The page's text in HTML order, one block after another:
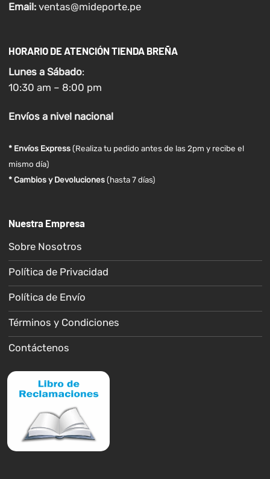
Email: ventas@mideporte.pe
HORARIO DE ATENCIÓN TIENDA BREÑA
Lunes a Sábado:
10:30 am – 8:00 pm
Envíosa nivel nacional
* Envíos Express(Realiza tu pedido antes de las 2pm y recibe el
mismo día)
* Cambios y Devoluciones (hasta 7 días)
Nuestra Empresa
Sobre Nosotros
Política de Privacidad
Política de Envío
Términos y Condiciones
Contáctenos